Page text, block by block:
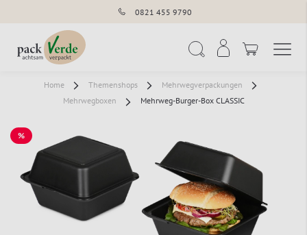
0821 455 9790
Home Themenshops
Mehrwegverpackungen
Mehrwegboxen
Mehrweg-Burger-Box CLASSIC
%